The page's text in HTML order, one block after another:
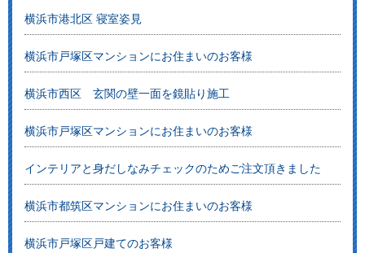
横浜市港北区 寝室姿見
横浜市戸塚区マンションにお住まいのお客様
横浜市西区 玄関の壁一面を鏡貼り施工
横浜市戸塚区マンションにお住まいのお客様
インテリアと身だしなみチェックのためご注文頂きました
横浜市都筑区マンションにお住まいのお客様
横浜市戸塚区戸建てのお客様